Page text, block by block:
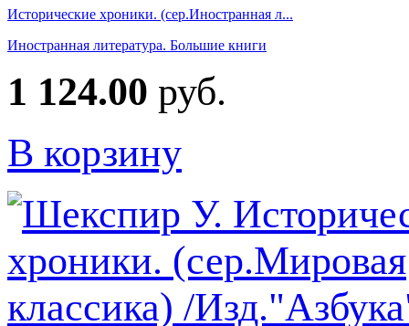
Исторические хроники. (сер.Иностранная л...
Иностранная литература. Большие книги
1 124.00 руб.
В корзину